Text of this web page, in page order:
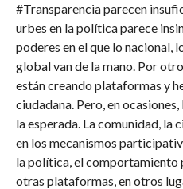
#Transparencia parecen
urbes en la política parece
poderes en el que lo nacional,
global van de la mano. Por
están creando plataformas y
ciudadana. Pero, en
la esperada. La comunidad, la
en los mecanismos
la política, el comportamiento
otras plataformas, en otros